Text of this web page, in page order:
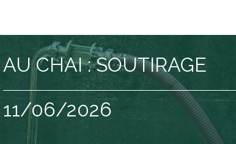
18H
AU CHAI : SOUTIRAGE
11/06/2026